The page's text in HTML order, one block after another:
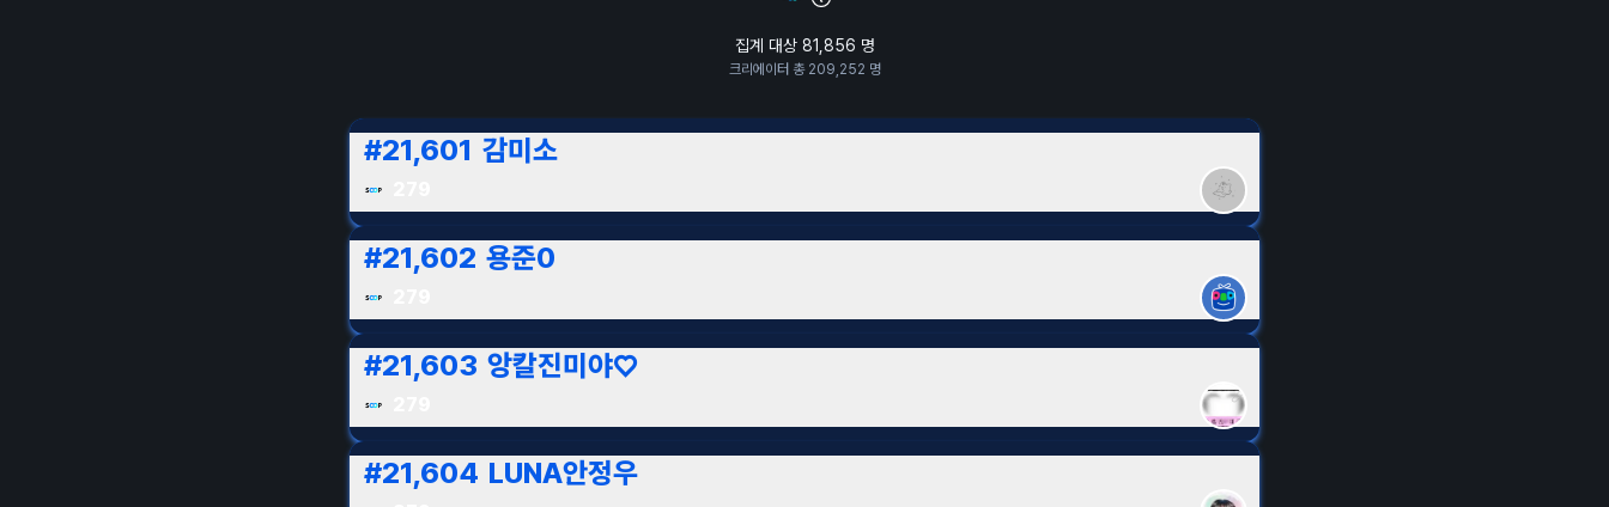
집계 대상 81,856 명
크리에이터 총 209,252 명
#21,601 감미소
#21,602 용준0
#21,603 앙칼진미야♡
#21,604 LUNA안정우